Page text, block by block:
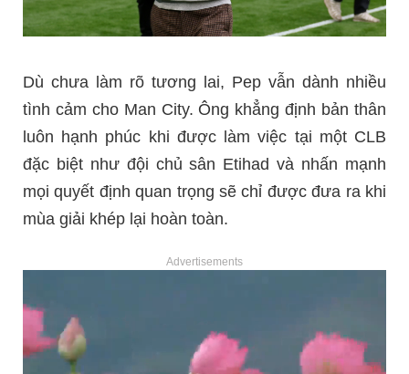
Dù chưa làm rõ tương lai, Pep vẫn dành nhiều
tình cảm cho Man City. Ông khẳng định bản thân
luôn hạnh phúc khi được làm việc tại một CLB
đặc biệt như đội chủ sân Etihad và nhấn mạnh
mọi quyết định quan trọng sẽ chỉ được đưa ra khi
mùa giải khép lại hoàn toàn.
Advertisements